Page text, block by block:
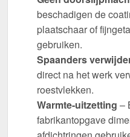
beschadigen de
plaatschaar of
gebruiken.
Spaanders
direct na het werk
roestvlekken.
Warmte-uitzetting –
fabrikantopgave